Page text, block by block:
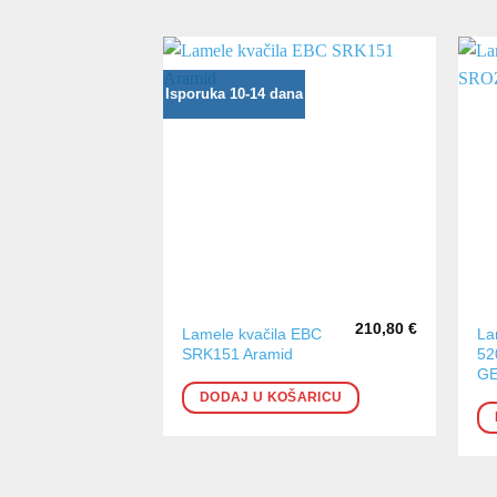
Isporuka 10-14 dana
Lamele kvačila EBC
SRK151 Aramid
210,80€
DODAJ U KOŠARICU